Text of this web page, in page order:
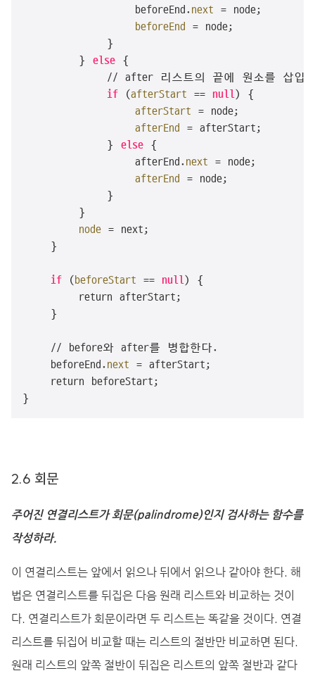
                beforeEnd.
next = node;
beforeEnd = node;
            }
        }
else {
// after 리스트의 끝에 원소를 삽입
if (afterStart == null) {
afterStart = node;
afterEnd = afterStart;
            }
else {
                afterEnd.
next = node;
afterEnd = node;
            }
        }
node = next;
    }
if (beforeStart == null) {
        return afterStart;
    }
    // before와 after를 병합한다.
    beforeEnd.
next = afterStart;
    return beforeStart;
}
2.6 회문
주어진 연결리스트가 회문(palindrome)인지 검사하는 함수를
작성하라.
이 연결리스트는 앞에서 읽으나 뒤에서 읽으나 같아야 한다. 해
법은 연결리스트를 뒤집은 다음 원래 리스트와 비교하는 것이
다. 연결리스트가 회문이라면 두 리스트는 똑같을 것이다. 연결
리스트를 뒤집어 비교할 때는 리스트의 절반만 비교하면 된다.
원래 리스트의 앞쪽 절반이 뒤집은 리스트의 앞쪽 절반과 같다